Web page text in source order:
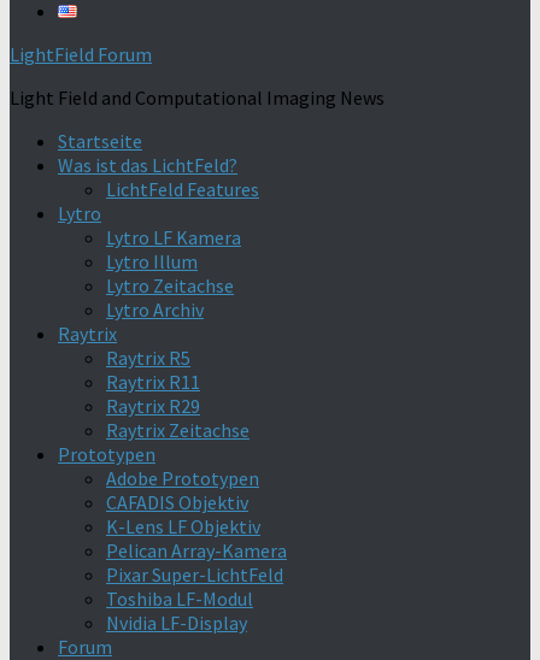
LightField Forum
Light Field and Computational Imaging News
Startseite
Was ist das LichtFeld?
LichtFeld Features
Lytro
Lytro LF Kamera
Lytro Illum
Lytro Zeitachse
Lytro Archiv
Raytrix
Raytrix R5
Raytrix R11
Raytrix R29
Raytrix Zeitachse
Prototypen
Adobe Prototypen
CAFADIS Objektiv
K-Lens LF Objektiv
Pelican Array-Kamera
Pixar Super-LichtFeld
Toshiba LF-Modul
Nvidia LF-Display
Forum